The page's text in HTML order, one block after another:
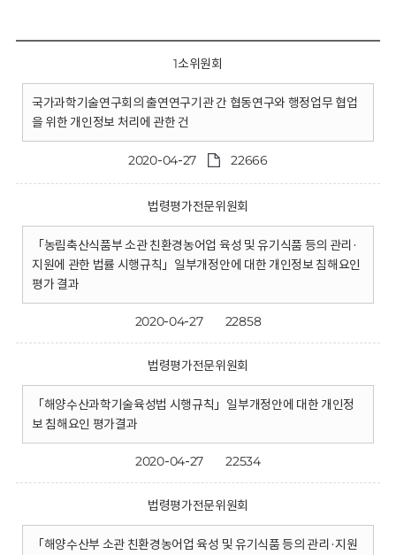
1소위원회
국가과학기술연구회의 출연연구기관 간 협동연구와 행정업무 협업
을 위한 개인정보 처리에 관한 건
2020-04-27 22666
법령평가전문위원회
「농림축산식품부 소관 친환경농어업 육성 및 유기식품 등의 관리·
지원에 관한 법률 시행규칙」일부개정안에 대한 개인정보 침해요인
평가 결과
2020-04-27 22858
법령평가전문위원회
「해양수산과학기술육성법 시행규칙」일부개정안에 대한 개인정
보 침해요인 평가결과
2020-04-27 22534
법령평가전문위원회
「해양수산부 소관 친환경농어업 육성 및 유기식품 등의 관리·지원